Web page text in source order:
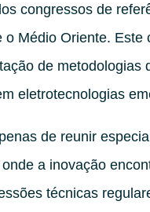
congressos de
Médio Oriente.
de metodologias
eletrotecnologias
de reunir
a inovação
técnicas